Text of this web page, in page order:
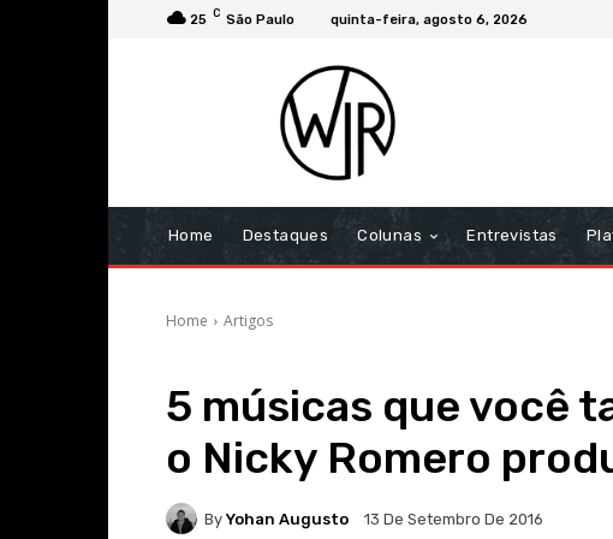
25 C São Paulo quinta-feira, agosto 6, 2026
Home Destaques Colunas Entrevistas
Home Artigos
5 músicas que você
o Nicky Romero
By Yohan Augusto 13 De Setembro De 2016